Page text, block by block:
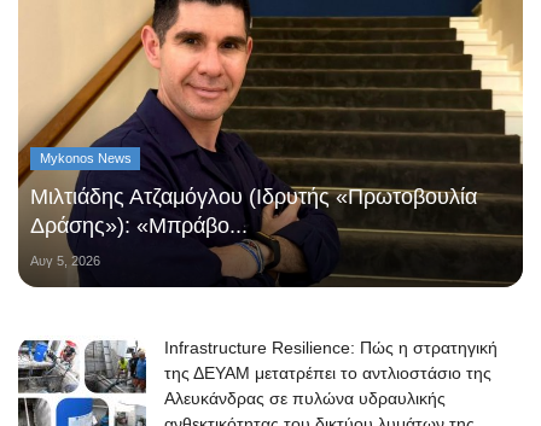
Mykonos News
Μιλτιάδης Ατζαμόγλου (Ιδρυτής «Πρωτοβουλία
Δράσης»): «Μπράβο...
Αυγ 5, 2026
Infrastructure Resilience: Πώς η στρατηγική
της ΔΕΥΑΜ μετατρέπει το αντλιοστάσιο της
Αλευκάνδρας σε πυλώνα υδραυλικής